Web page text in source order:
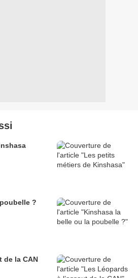
?
de la CAN